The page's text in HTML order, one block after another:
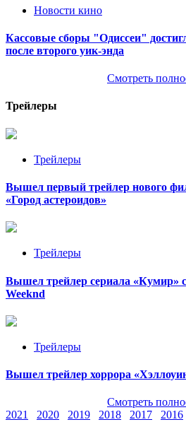
Новости кино
Кассовые сборы "Одиссеи"
после второго уик-энда
Смотреть
Трейлеры
Трейлеры
Вышел первый трейлер нового
«Город астероидов»
Трейлеры
Вышел трейлер сериала «Кумир»
Weeknd
Трейлеры
Вышел трейлер хоррора
Смотреть
2021
2020 2019 2018 2017 2016